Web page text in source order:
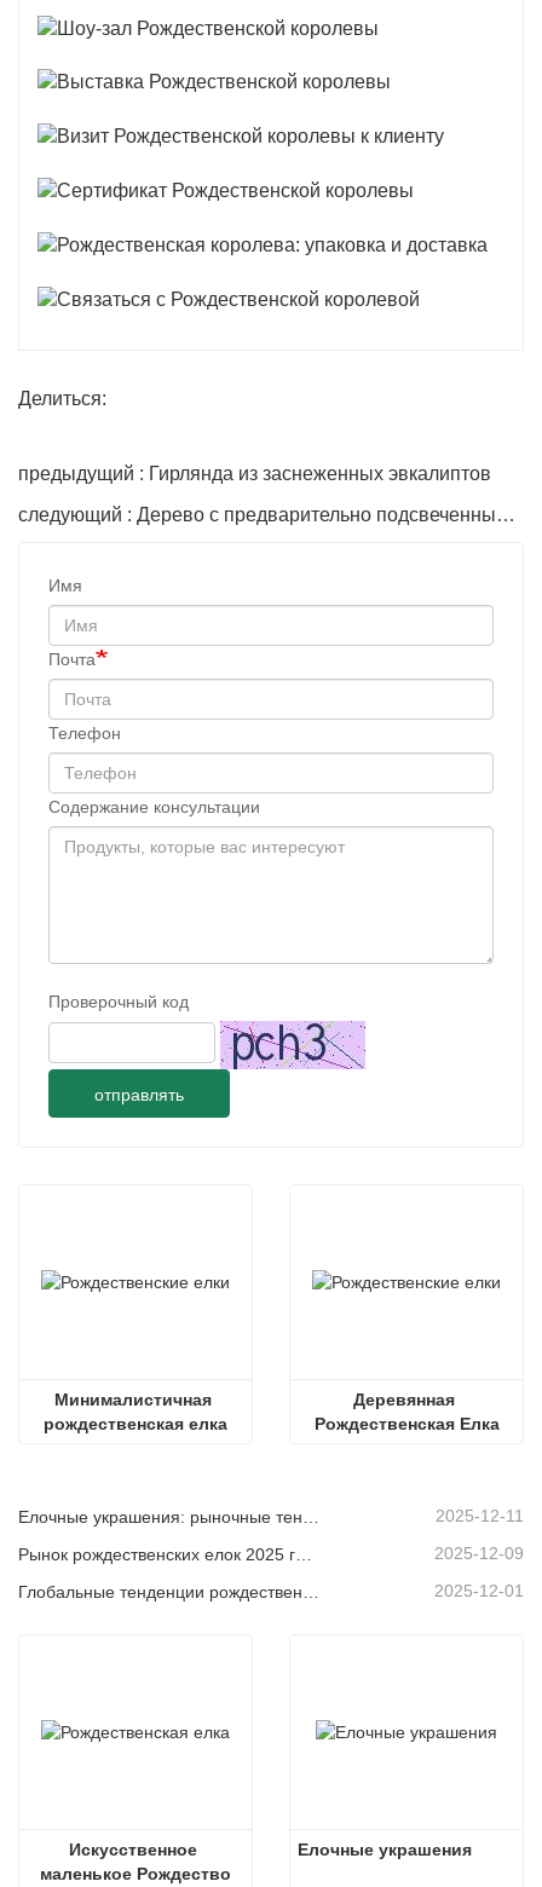
Делиться:
предыдущий : Гирлянда из заснеженных эвкалиптов
следующий : Дерево с предварительно подсвеченными ветками
Имя
Почта
Телефон
Содержание консультации
Проверочный код
отправлять
Минималистичная
рождественская елка
Деревянная
Рождественская Елка
2025-12-11
2025-12-09
Глобальные тенденции рождественского декора и почему Christmas Queen продолжает лидировать на рынке 2025-12-01
Искусственное
маленькое Рождество
Елочные украшения